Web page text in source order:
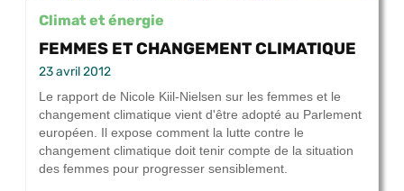
Climat et énergie
FEMMES ET CHANGEMENT CLIMATIQUE
23 avril 2012
Le rapport de Nicole Kiil-Nielsen sur les femmes et le
changement climatique vient d'être adopté au Parlement
européen. Il expose comment la lutte contre le
changement climatique doit tenir compte de la situation
des femmes pour progresser sensiblement.